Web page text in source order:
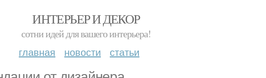
ИНТЕРЬЕР И ДЕКОР
сотни идей для вашего интерьера!
главная новости статьи